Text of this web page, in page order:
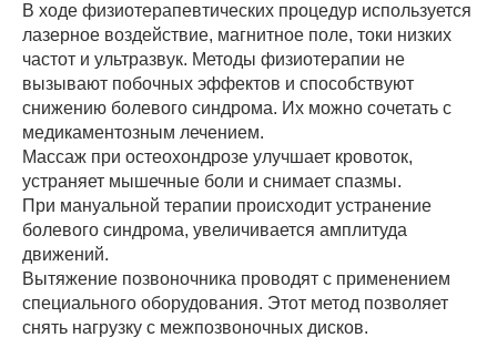
В ходе физиотерапевтических процедур используется
лазерное воздействие, магнитное поле, токи низких
частот и ультразвук. Методы физиотерапии не
вызывают побочных эффектов и способствуют
снижению болевого синдрома. Их можно сочетать с
медикаментозным лечением.
Массаж при остеохондрозе улучшает кровоток,
устраняет мышечные боли и снимает спазмы.
При мануальной терапии происходит устранение
болевого синдрома, увеличивается амплитуда
движений.
Вытяжение позвоночника проводят с применением
специального оборудования. Этот метод позволяет
снять нагрузку с межпозвоночных дисков.